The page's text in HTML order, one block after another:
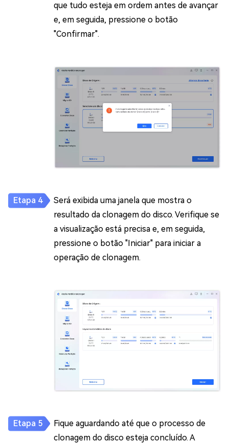
que tudo esteja em ordem antes de avançar
e, em seguida, pressione o botão
"Confirmar".
Será exibida uma janela que mostra o
resultado da clonagem do disco. Verifique se
a visualização está precisa e, em seguida,
pressione o botão "Iniciar" para iniciar a
operação de clonagem.
Fique aguardando até que o processo de
clonagem do disco esteja concluído. A